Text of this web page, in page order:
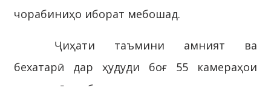
чорабиниҳо иборат мебошад.
Ҷиҳати таъмини амният ва
бехатарӣ дар ҳудуди боғ 55 камераҳои
назоратӣ насб шудааст.